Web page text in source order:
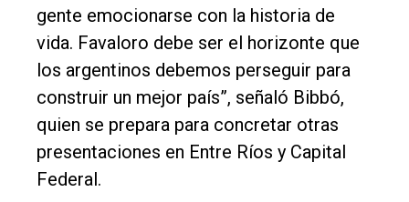
gente emocionarse con la historia de
vida. Favaloro debe ser el horizonte que
los argentinos debemos perseguir para
construir un mejor país”, señaló Bibbó,
quien se prepara para concretar otras
presentaciones en Entre Ríos y Capital
Federal.